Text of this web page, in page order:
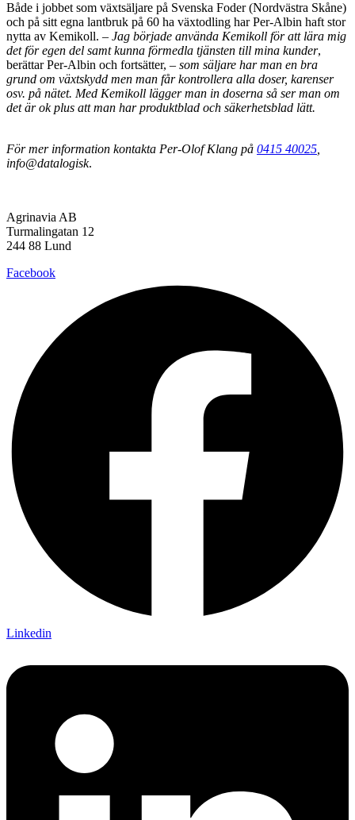
Både i jobbet som växtsäljare på Svenska Foder (Nordvästra Skåne)
och på sitt egna lantbruk på 60 ha växtodling har Per-Albin haft stor
nytta av Kemikoll. – Jag började använda Kemikoll för att lära mig
det för egen del samt kunna förmedla tjänsten till mina kunder,
berättar Per-Albin och fortsätter, – som säljare har man en bra
grund om växtskydd men man får kontrollera alla doser, karenser
osv. på nätet. Med Kemikoll lägger man in doserna så ser man om
det är ok plus att man har produktblad och säkerhetsblad lätt.
För mer information kontakta Per-Olof Klang på 0415 40025
info@datalogisk.
Agrinavia AB
Turmalingatan 12
244 88 Lund
Facebook
Linkedin